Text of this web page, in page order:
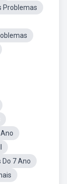
Problemas
7 Ano